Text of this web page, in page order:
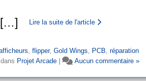
[…] Lire la suite de l'article
, flipper, Gold Wings, PCB, réparation
Projet Arcade| Aucun commentaire »